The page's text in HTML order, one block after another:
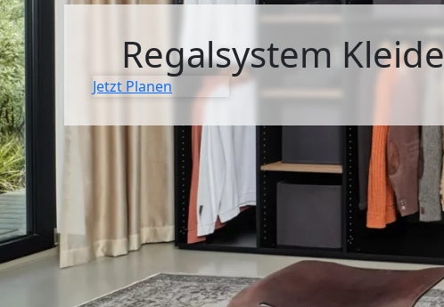
Regalsystem
Jetzt Planen
SIDEBOARDS
LOWBOARDS
TV-MÖBEL
VITRINEN
ECKLÖSUNGEN